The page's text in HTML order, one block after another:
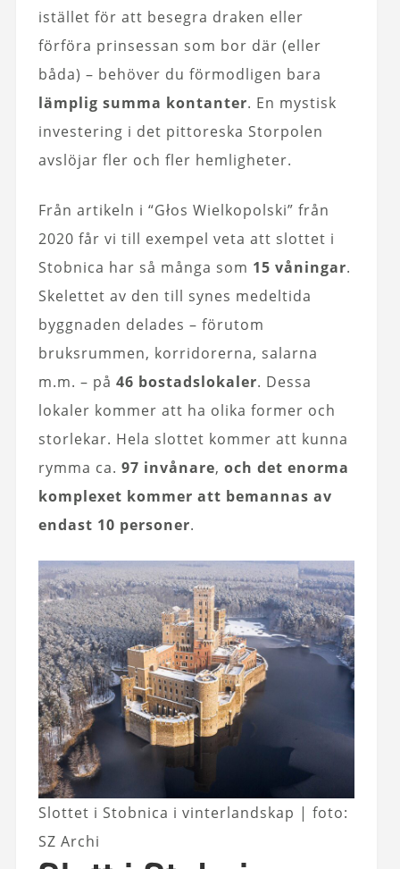
istället för att besegra draken eller
förföra prinsessan som bor där (eller
båda) – behöver du förmodligen bara
lämplig summa kontanter. En mystisk
investering i det pittoreska Storpolen
avslöjar fler och fler hemligheter.
Från artikeln i “Głos Wielkopolski” från
2020 får vi till exempel veta att slottet i
Stobnica har så många som 15 våningar.
Skelettet av den till synes medeltida
byggnaden delades – förutom
bruksrummen, korridorerna, salarna
m.m. – på 46 bostadslokaler. Dessa
lokaler kommer att ha olika former och
storlekar. Hela slottet kommer att kunna
rymma ca. 97 invånare, och det enorma
komplexet kommer att bemannas av
endast 10 personer.
Slottet i Stobnica i vinterlandskap | foto:
SZ Archi